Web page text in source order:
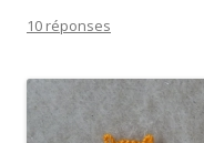
10 réponses